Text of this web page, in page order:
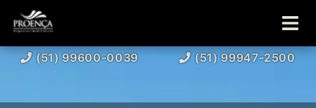
(51) 99600-0039 (51) 99947-2500